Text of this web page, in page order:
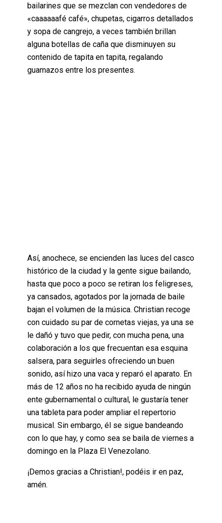
bailarines que se mezclan con vendedores de
«caaaaaafé café», chupetas, cigarros detallados
y sopa de cangrejo, a veces también brillan
alguna botellas de caña que disminuyen su
contenido de tapita en tapita, regalando
guamazos entre los presentes.
Así, anochece, se encienden las luces del casco
histórico de la ciudad y la gente sigue bailando,
hasta que poco a poco se retiran los feligreses,
ya cansados, agotados por la jornada de baile
bajan el volumen de la música. Christian recoge
con cuidado su par de cornetas viejas, ya una se
le dañó y tuvo que pedir, con mucha pena, una
colaboración a los que frecuentan esa esquina
salsera, para seguirles ofreciendo un buen
sonido, así hizo una vaca y reparó el aparato. En
más de 12 años no ha recibido ayuda de ningún
ente gubernamental o cultural, le gustaría tener
una tableta para poder ampliar el repertorio
musical. Sin embargo, él se sigue bandeando
con lo que hay, y como sea se baila de viernes a
domingo en la Plaza El Venezolano.
¡Demos gracias a Christian!, podéis ir en paz,
amén.